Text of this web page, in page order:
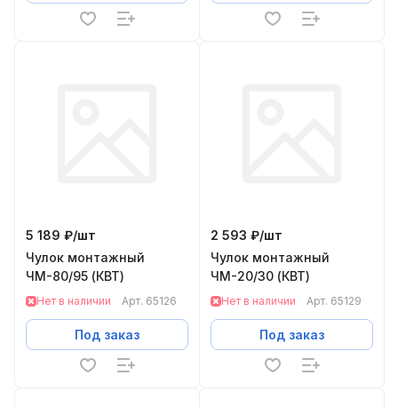
5 189 ₽/шт
Чулок монтажный
ЧМ-80/95 (КВТ)
Нет в наличии Арт. 65126
Под заказ
2 593 ₽/шт
Чулок монтажный
ЧМ-20/30 (КВТ)
Нет в наличии Арт. 65129
Под заказ